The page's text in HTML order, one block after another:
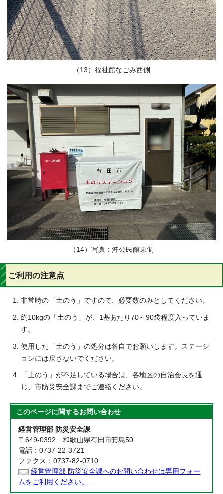
（13）福祉館なごみ西側
（14）写真：沖公民館東側
ご利用の注意点
非常時の「土のう」ですので、必要数のみとしてください。
約10kgの「土のう」が、1基あたり70～90袋程度入っていま
す。
使用した「土のう」の処分は各自でお願いします。ステーシ
ョンには戻さないでください。
「土のう」が不足している場合は、各地区の自治会長を通
じ、市防災安全課までご連絡ください。
このページに関するお問い合わせ
経営管理部 防災安全課
〒649-0392 和歌山県有田市箕島50
電話：0737-22-3721
ファクス：0737-82-0710
経営管理部 防災安全課へのお問い合わせは専用フォー
ムをご利用ください。